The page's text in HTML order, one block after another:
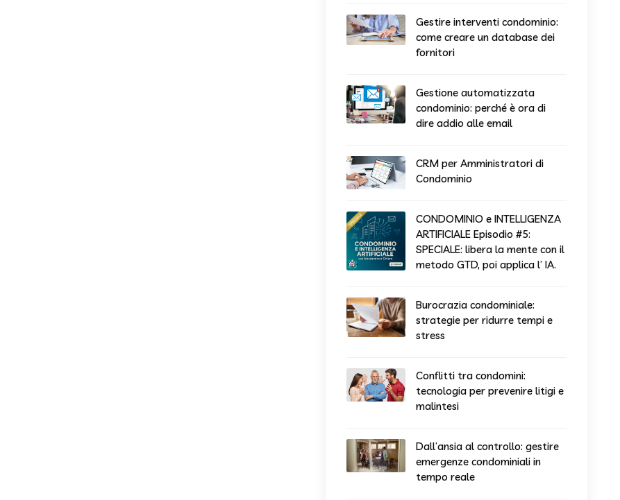
Gestire interventi condominio:
come creare un database dei
fornitori
Gestione automatizzata
condominio: perché è ora di
dire addio alle email
CRM per Amministratori di
Condominio
CONDOMINIO e INTELLIGENZA
ARTIFICIALE Episodio #5:
SPECIALE: libera la mente con il
metodo GTD, poi applica l’ IA.
Burocrazia condominiale:
strategie per ridurre tempi e
stress
Conflitti tra condomini:
tecnologia per prevenire litigi e
malintesi
Dall’ansia al controllo: gestire
emergenze condominiali in
tempo reale